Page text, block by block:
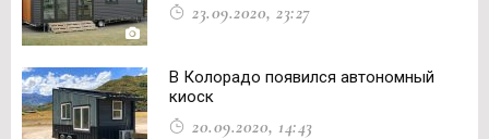
23.09.2020, 23:27
В Колорадо появился автономный
киоск
20.09.2020, 14:43